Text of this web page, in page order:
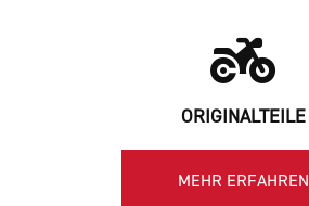
ORIGINALTEILE
MEHR ERFAHREN